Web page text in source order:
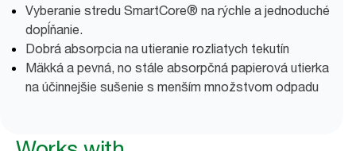
Vyberanie stredu SmartCore® na rýchle a jednoduché
dopĺňanie.
Dobrá absorpcia na utieranie rozliatych tekutín
Mäkká a pevná, no stále absorpčná papierová utierka
na účinnejšie sušenie s menším množstvom odpadu